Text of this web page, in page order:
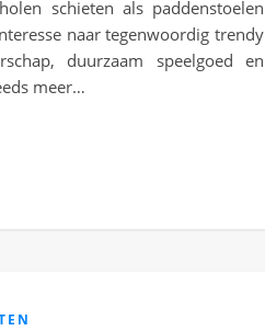
schieten als paddenstoelen
naar tegenwoordig trendy
duurzaam speelgoed en
meer…